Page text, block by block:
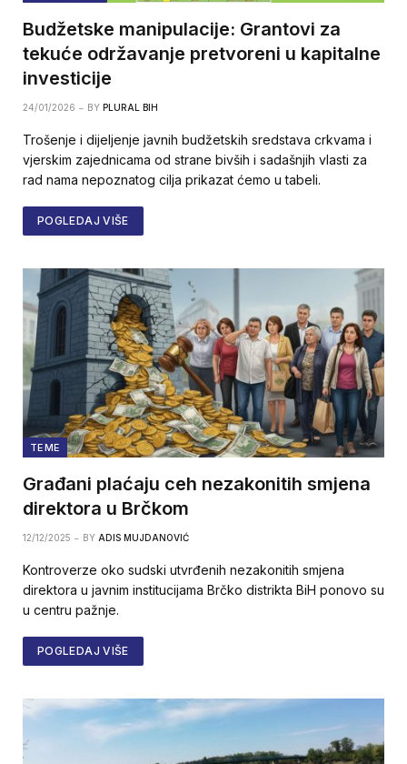
Budžetske manipulacije: Grantovi za
tekuće održavanje pretvoreni u kapitalne
investicije
24/01/2026 BY PLURAL BIH
Trošenje i dijeljenje javnih budžetskih sredstava crkvama i
vjerskim zajednicama od strane bivših i sadašnjih vlasti za
rad nama nepoznatog cilja prikazat ćemo u tabeli.
POGLEDAJ VIŠE
TEME
Građani plaćaju ceh nezakonitih smjena
direktora u Brčkom
12/12/2025 BY ADIS MUJDANOVIĆ
Kontroverze oko sudski utvrđenih nezakonitih smjena
direktora u javnim institucijama Brčko distrikta BiH ponovo su
u centru pažnje.
POGLEDAJ VIŠE